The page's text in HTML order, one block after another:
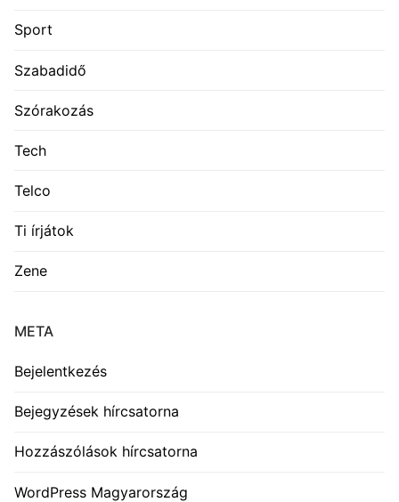
Sport
Szabadidő
Szórakozás
Tech
Telco
Ti írjátok
Zene
META
Bejelentkezés
Bejegyzések hírcsatorna
Hozzászólások hírcsatorna
WordPress Magyarország